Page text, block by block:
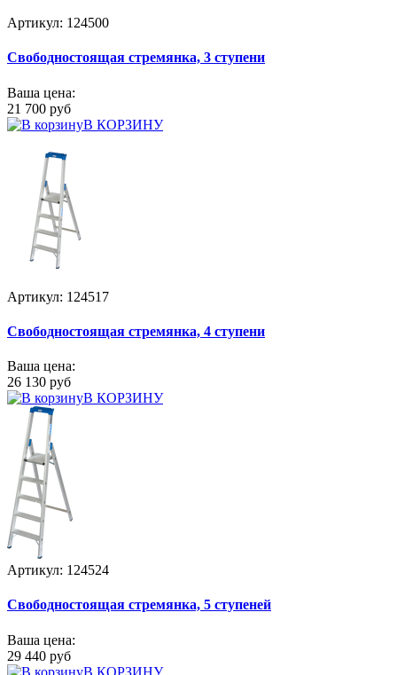
Артикул: 124500
Свободностоящая стремянка, 3 ступени
Ваша цена:
21 700 руб
В КОРЗИНУ
Артикул: 124517
Свободностоящая стремянка, 4 ступени
Ваша цена:
26 130 руб
В КОРЗИНУ
Артикул: 124524
Свободностоящая стремянка, 5 ступеней
Ваша цена:
29 440 руб
В КОРЗИНУ